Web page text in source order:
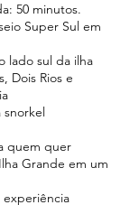
50 minutos.
Super Sul em
lado sul da ilha
Dois Rios e
snorkel
quem quer
Grande em um
experiência